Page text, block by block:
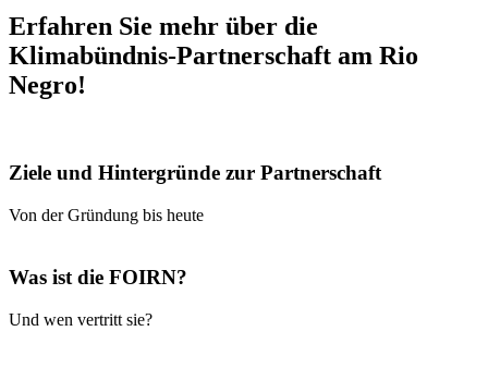
Erfahren Sie mehr über die
Klimabündnis-Partnerschaft am Rio
Negro!
Ziele und Hintergründe zur Partnerschaft
Von der Gründung bis heute
Was ist die FOIRN?
Und wen vertritt sie?